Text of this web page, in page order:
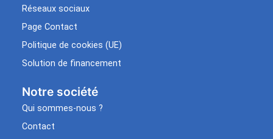
Réseaux sociaux
Page Contact
Politique de cookies (UE)
Solution de financement
Notre société
Qui sommes-nous ?
Contact